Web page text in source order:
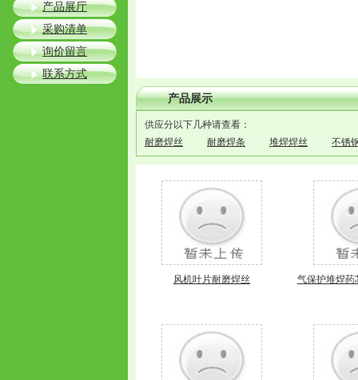
产品展示
供应分以下几种请查看：
耐磨焊丝
耐磨焊条 堆焊焊丝 不锈
风机叶片耐磨焊丝 气保护堆焊药
产品展厅
采购清单
询价留言
联系方式